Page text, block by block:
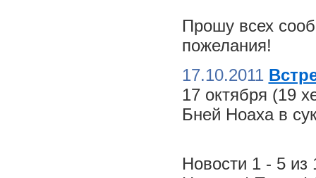
Прошу всех
пожелания!
17.10.2011
17 октября (19
Бней Ноаха в
Новости 1 - 5 из